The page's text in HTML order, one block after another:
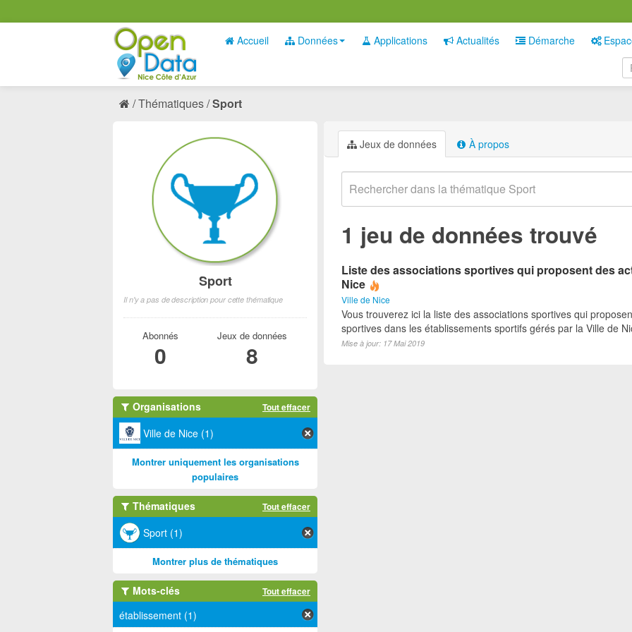
Accueil Données Applications Actualités Démarche
Thématiques Sport
Jeux de données À propos
1 jeu de données trouvé
Liste des associations sportives qui proposent des
Nice
Ville de Nice
Vous trouverez ici la liste des associations sportives qui
sportives dans les établissements sportifs gérés par la Ville de
Mise à jour: 17 Mai 2019
Sport
Il n'y a pas de description pour cette thématique
Abonnés
0
Jeux de données
8
Organisations Tout effacer
Ville de Nice (1)
Montrer uniquement les organisations
populaires
Thématiques Tout effacer
Sport (1)
Montrer plus de thématiques
Mots-clés Tout effacer
établissement (1)